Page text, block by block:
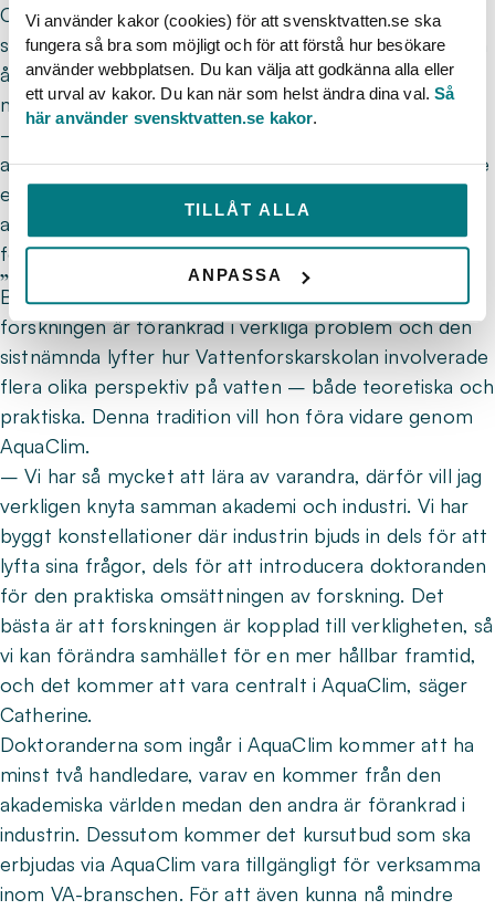
Vi använder kakor (cookies) för att svensktvatten.se ska
fungera så bra som möjligt och för att förstå hur besökare
använder webbplatsen. Du kan välja att godkänna alla eller
ett urval av kakor. Du kan när som helst ändra dina val.Så
här använder svensktvatten.se kakor.
TILLÅT ALLA
ANPASSA
Centralt för samtliga discipliner är fokuset på
samhällsbyggnad i både stad och landsbygd. AquaClim
å sin sida är mer förankrad i de tekniska områdena,
men även här är hållbarhet centralt.
– Hela tanken med AquaClim är att se hur vi kan
anpassa tekniska lösningar för att vara mer anpassade
efter klimatutmaningar. Den övergripande frågan är
att anpassa vattenteknik efter hållbarhetsfrågor,
förklarar Catherine.
”Den bästa forskningen är kopplad till verkligheten”
Både Ida och Catherine understryker vikten av att
forskningen är förankrad i verkliga problem och den
sistnämnda lyfter hur Vattenforskarskolan involverade
flera olika perspektiv på vatten – både teoretiska och
praktiska. Denna tradition vill hon föra vidare genom
AquaClim.
– Vi har så mycket att lära av varandra, därför vill jag
verkligen knyta samman akademi och industri. Vi har
byggt konstellationer där industrin bjuds in dels för att
lyfta sina frågor, dels för att introducera doktoranden
för den praktiska omsättningen av forskning. Det
bästa är att forskningen är kopplad till verkligheten, så
vi kan förändra samhället för en mer hållbar framtid,
och det kommer att vara centralt i AquaClim, säger
Catherine.
Doktoranderna som ingår i AquaClim kommer att ha
minst två handledare, varav en kommer från den
akademiska världen medan den andra är förankrad i
industrin. Dessutom kommer det kursutbud som ska
erbjudas via AquaClim vara tillgängligt för verksamma
inom VA-branschen. För att även kunna nå mindre